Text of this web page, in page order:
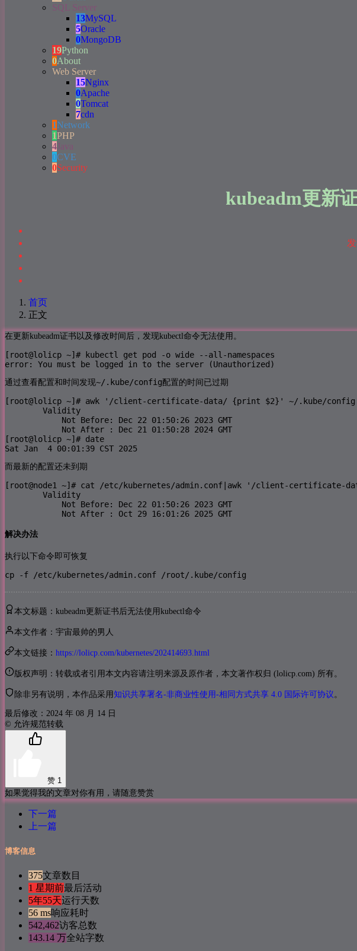
SQL Server
13MySQL
5Oracle
0MongoDB
19Python
0About
Web Server
15Nginx
0Apache
0Tomcat
7cdn
1Network
1PHP
4Java
0CVE
0Security
kubeadm更新
首页
正文
在更新kubeadm证书以及修改时间后，发现kubectl命令无法使用。
[root@lolicp ~]# kubectl get pod -o wide --all-namespaces
error: You must be logged in to the server (Unauthorized)
通过查看配置和时间发现~/.kube/config配置的时间已过期
[root@lolicp ~]# awk '/client-certificate-data/ {print $2}' ~/.kube/
        Validity
            Not Before: Dec 22 01:50:26 2023 GMT
            Not After : Dec 21 01:50:28 2024 GMT
[root@lolicp ~]# date
Sat Jan  4 00:01:39 CST 2025
而最新的配置还未到期
[root@node1 ~]# cat /etc/kubernetes/admin.conf|awk '/client-
        Validity
            Not Before: Dec 22 01:50:26 2023 GMT
            Not After : Oct 29 16:01:26 2025 GMT
解决办法
执行以下命令即可恢复
cp -f /etc/kubernetes/admin.conf /root/.kube/config
本文标题：kubeadm更新证书后无法使用kubectl命令
本文作者：宇宙最帅的男人
本文链接： https://lolicp.com/kubernetes/202414693.html
版权声明：转载或者引用本文内容请注明来源及原作者，本文著作权归 (lolicp.com) 所有。
除非另有说明，本作品采用 知识共享署名-非商业性使用-相同方式共享 4.0 国际许可协议。
最后修改：2024 年 08 月 14 日
© 允许规范转载
赞 1
如果觉得我的文章对你有用，请随意赞赏
下一篇
上一篇
博客信息
375文章数目
1 星期前最后活动
5年55天运行天数
56 ms响应耗时
542,462访客总数
143.14 万全站字数